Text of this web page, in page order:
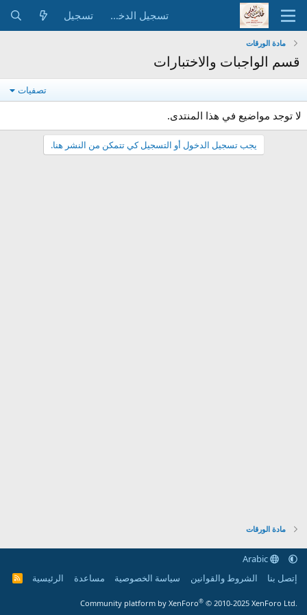
تسجيل الدخول تسجيل
مادة الورقات
قسم الواجبات والاختبارات
تصفيات
لا توجد مواضيع في هذا المنتدى.
يجب تسجيل الدخول أو التسجيل كي تتمكن من النشر هنا.
مادة الورقات
Arabic
إتصل بنا
الشروط والقوانين سياسة الخصوصية مساعدة الرئيسية
R
Community platform by XenForo® © 2010-2025 XenForo Ltd.